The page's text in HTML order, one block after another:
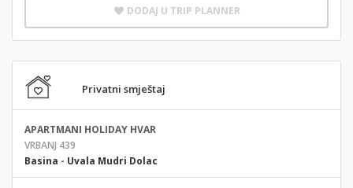
DODAJ U TRIP PLANNER
Privatni smještaj
APARTMANI HOLIDAY HVAR
VRBANJ 439
Basina - Uvala Mudri Dolac